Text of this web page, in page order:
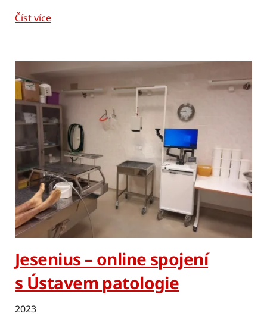
Číst více
Jesenius – online spojení
s Ústavem patologie
2023